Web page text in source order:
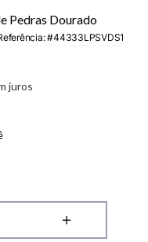
Pedras Dourado
: 44333LPSVDS1
juros
＋